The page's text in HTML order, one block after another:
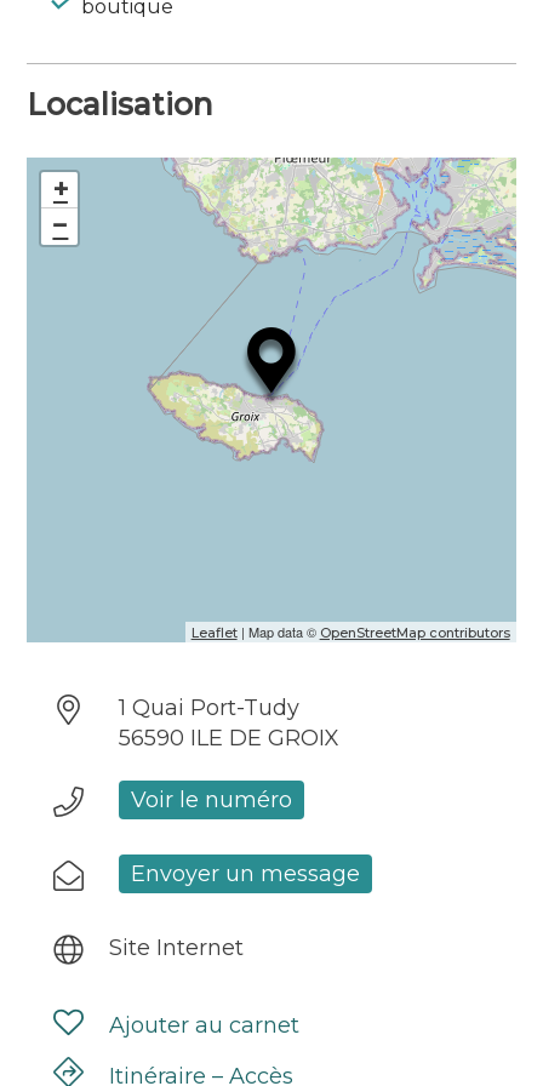
boutique
Localisation
+
−
Leaflet| Map data © OpenStreetMap contributors
1 Quai Port-Tudy
56590 ILE DE GROIX
Voir le numéro
Envoyer un message
Site Internet
Ajouter au carnet
Itinéraire – Accès